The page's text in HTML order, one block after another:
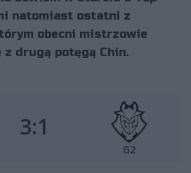
natomiast ostatni z
obecni mistrzowie
drugą potęgą Chin.
3:1
G2